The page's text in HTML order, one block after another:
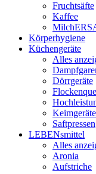
Fruchtsäfte
Kaffee
Körperhygiene
Küchengeräte
Alles
Dörrgeräte
Saftpressen
LEBENsmittel
Alles
Aronia
Aufstriche